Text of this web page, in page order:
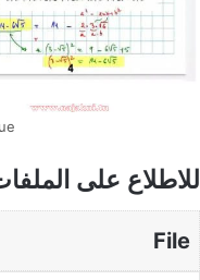
للاطلاع على
File